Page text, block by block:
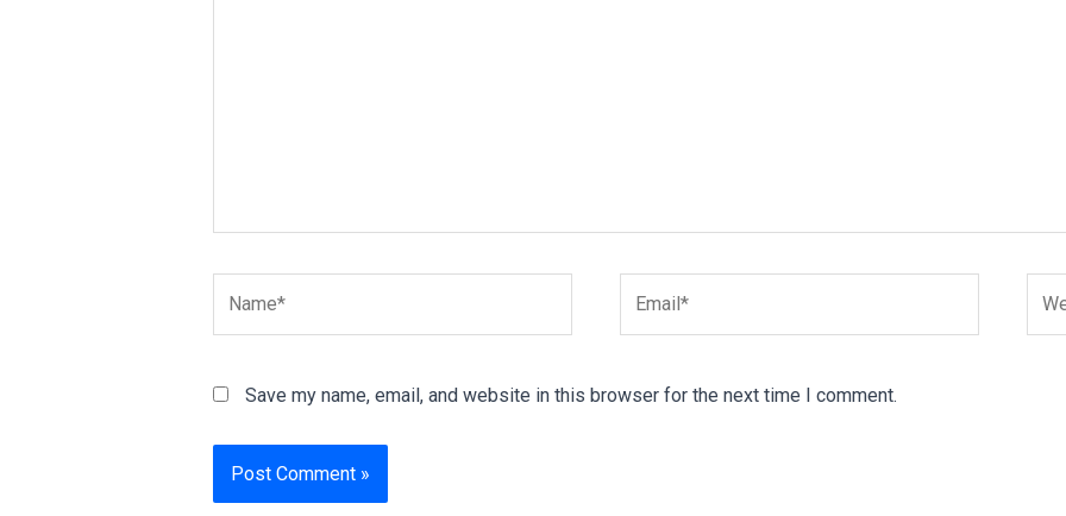
Save my name, email, and website in this browser for the next time I comment.